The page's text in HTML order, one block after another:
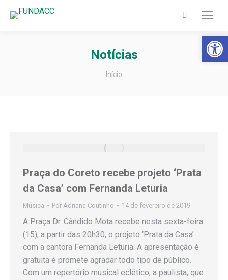
Barra de
Search:
Notícias
Você está aqui:
Início
Praça do Coreto recebe projeto ‘Prata
da Casa’ com Fernanda Leturia
Música Por Adriana Coutinho 14 de fevereiro de 2019
A Praça Dr. Cândido Mota recebe nesta sexta-feira
(15), a partir das 20h30, o projeto ‘Prata da Casa’
com a cantora Fernanda Leturia. A apresentação é
gratuita e promete agradar todo tipo de público.
Com um repertório musical eclético, a paulista, que